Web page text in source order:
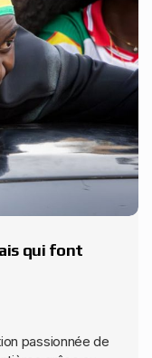
qui font
passionnée de